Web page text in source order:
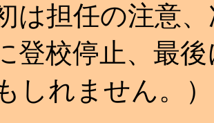
は担任の注意
登校停止、最
しれません。）